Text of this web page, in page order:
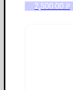
2,500.00 Р